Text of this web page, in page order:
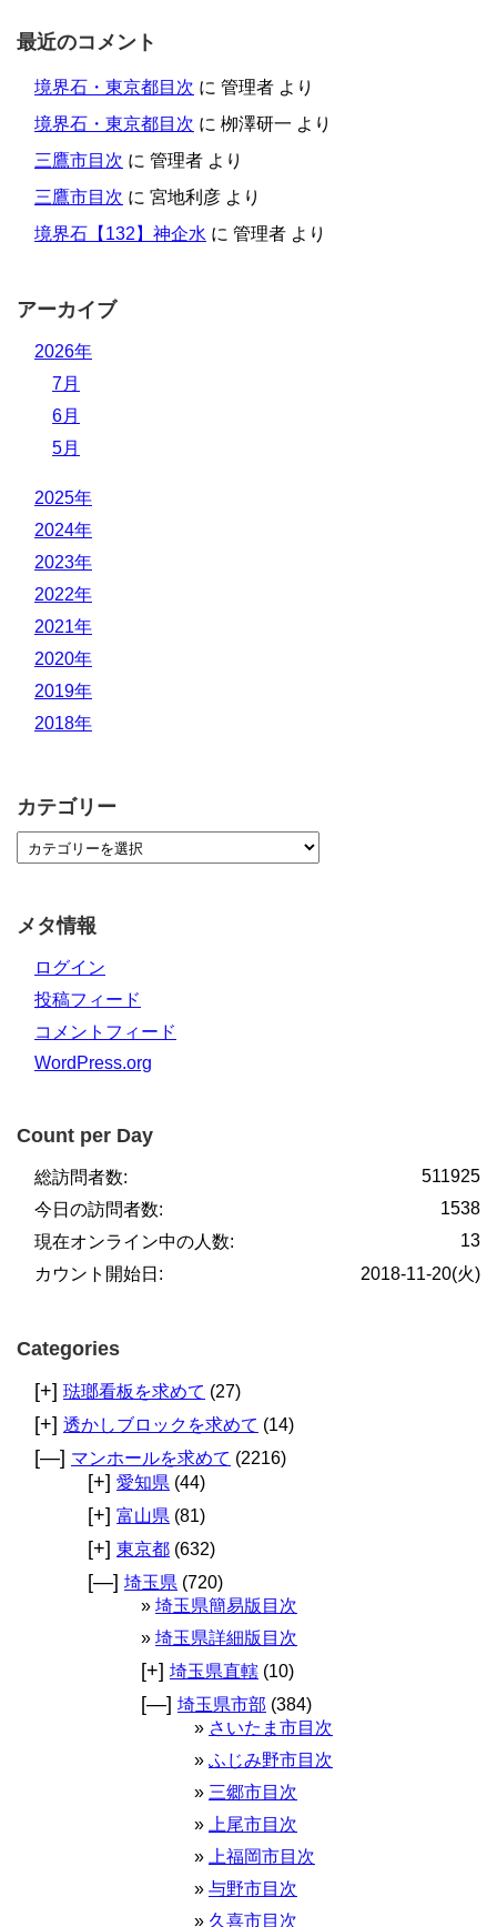
最近のコメント
境界石・東京都目次 に 管理者 より
境界石・東京都目次 に 栁澤研一 より
三鷹市目次 に 管理者 より
三鷹市目次 に 宮地利彦 より
境界石【132】神企水 に 管理者 より
アーカイブ
2026年
7月
6月
5月
2025年
2024年
2023年
2022年
2021年
2020年
2019年
2018年
カテゴリー
メタ情報
ログイン
投稿フィード
コメントフィード
WordPress.org
Count per Day
511925
総訪問者数:
1538
今日の訪問者数:
13
現在オンライン中の人数:
2018-11-20(火)
カウント開始日:
Categories
[+] 琺瑯看板を求めて (27)
[+] 透かしブロックを求めて (14)
[—] マンホールを求めて (2216)
[+] 愛知県 (44)
[+] 富山県 (81)
[+] 東京都 (632)
[—] 埼玉県 (720)
埼玉県簡易版目次
埼玉県詳細版目次
[+] 埼玉県直轄 (10)
[—] 埼玉県市部 (384)
さいたま市目次
ふじみ野市目次
三郷市目次
上尾市目次
上福岡市目次
与野市目次
久喜市目次